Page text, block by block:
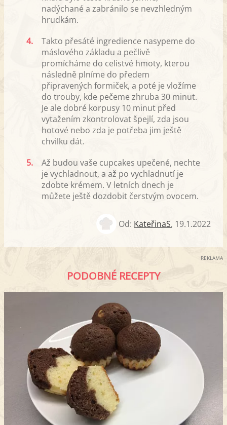
nadýchané a zabránilo se nevzhledným
hrudkám.
4.
Takto přesáté ingredience nasypeme do
máslového základu a pečlivě
promícháme do celistvé hmoty, kterou
následně plníme do předem
připravených formiček, a poté je vložíme
do trouby, kde pečeme zhruba 30 minut.
Je ale dobré korpusy 10 minut před
vytažením zkontrolovat špejlí, zda jsou
hotové nebo zda je potřeba jim ještě
chvilku dát.
5.
Až budou vaše cupcakes upečené, nechte
je vychladnout, a až po vychladnutí je
zdobte krémem. V letních dnech je
můžete ještě dozdobit čerstvým ovocem.
Od: KateřinaS, 19.1.2022
REKLAMA
PODOBNÉ RECEPTY